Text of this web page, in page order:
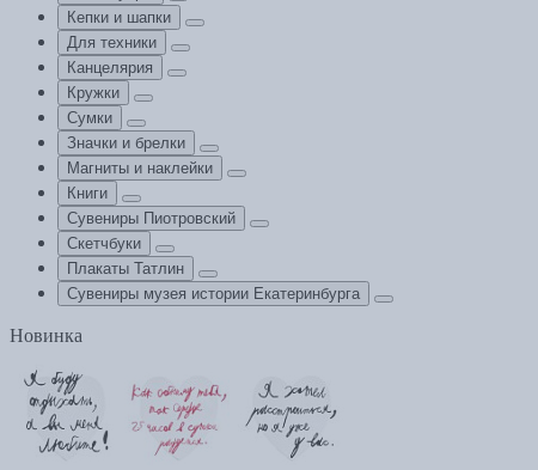
Кепки и шапки
Для техники
Канцелярия
Кружки
Сумки
Значки и брелки
Магниты и наклейки
Книги
Сувениры Пиотровский
Скетчбуки
Плакаты Татлин
Сувениры музея истории Екатеринбурга
Новинка